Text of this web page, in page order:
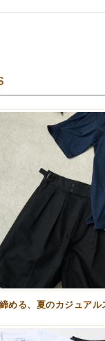
める、夏のカジュア